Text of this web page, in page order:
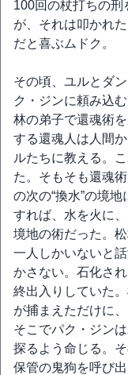
100回の杖打ちの刑
が、それは叩かれ
だと喜ぶムドク。
その頃、ユルとダ
ク・ジンに頼み込
林の弟子で還魂術
する還魂人は人間
ルたちに教える。
た。そもそも還魂
の次の“換水”の境
すれば、水を火に
境地の術だった。
一人しかいないと
かさない。石化さ
終出入りしていた
が捕まえただけに
そこでパク・ジン
探るよう命じる。
保管の鬼狗を呼び